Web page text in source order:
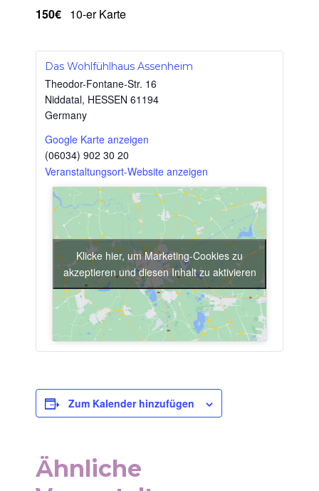
150€ 10-er Karte
Das Wohlfühlhaus Assenheim
Theodor-Fontane-Str. 16
Niddatal, HESSEN 61194
Germany
Google Karte anzeigen
(06034) 902 30 20
Veranstaltungsort-Website anzeigen
Klicke hier, um Marketing-Cookies zu
akzeptieren und diesen Inhalt zu aktivieren
Zum Kalender hinzufügen
Ähnliche